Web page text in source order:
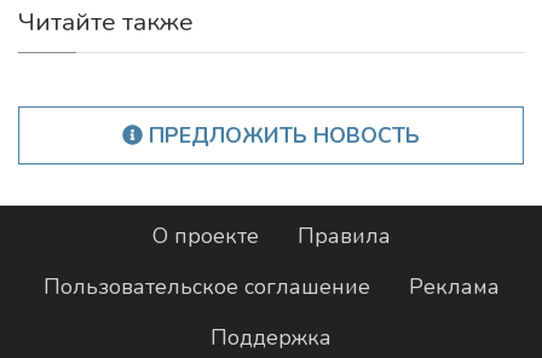
Читайте также
ПРЕДЛОЖИТЬ НОВОСТЬ
О проекте
Правила
Пользовательское соглашение
Реклама
Поддержка